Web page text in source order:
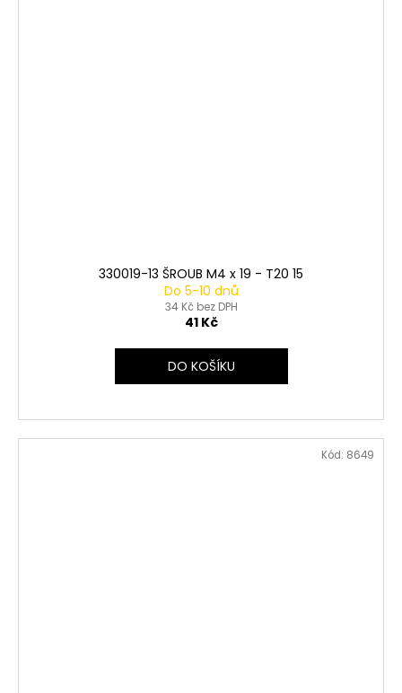
330019-13 ŠROUB M4 x 19 - T20 15
Do 5-10 dnů
34 Kč bez DPH
41 Kč
DO KOŠÍKU
Kód: 8649